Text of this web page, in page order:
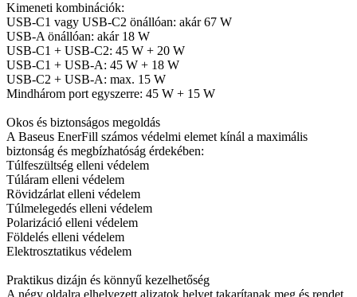
Kimeneti kombinációk:
USB-C1 vagy USB-C2 önállóan: akár 67 W
USB-A önállóan: akár 18 W
USB-C1 + USB-C2: 45 W + 20 W
USB-C1 + USB-A: 45 W + 18 W
USB-C2 + USB-A: max. 15 W
Mindhárom port egyszerre: 45 W + 15 W
Okos és biztonságos megoldás
A Baseus EnerFill számos védelmi elemet kínál a maximális
biztonság és megbízhatóság érdekében:
Túlfeszültség elleni védelem
Túláram elleni védelem
Rövidzárlat elleni védelem
Túlmelegedés elleni védelem
Polarizáció elleni védelem
Földelés elleni védelem
Elektrosztatikus védelem
Praktikus dizájn és könnyű kezelhetőség